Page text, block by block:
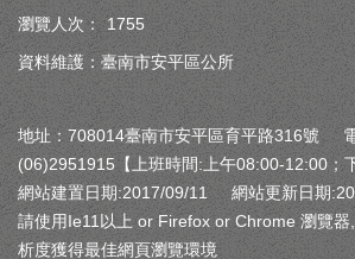
瀏覽人次：
1755
資料維護：臺南市安平區公所
地址：708014臺南市安平區育平路316號 電
(06)2951915【上班時間:上午08:00-12:00；
網站建置日期:2017/09/11 網站更新日期
請使用Ie11以上 or Firefox or Chrome 瀏覽
析度獲得最佳網頁瀏覽環境